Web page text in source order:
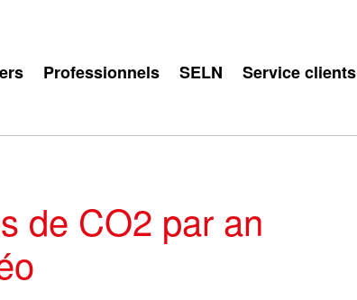
Professionnels SELN Service clients
de CO2 par an